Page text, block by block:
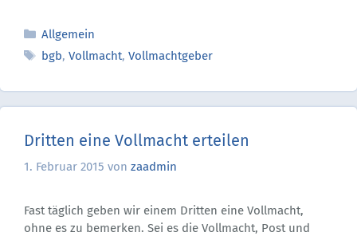
Kategorien
Allgemein
Schlagwörter
bgb, Vollmacht, Vollmachtgeber
Dritten eine Vollmacht erteilen
1. Februar 2015 von zaadmin
Fast täglich geben wir einem Dritten eine Vollmacht,
ohne es zu bemerken. Sei es die Vollmacht, Post und